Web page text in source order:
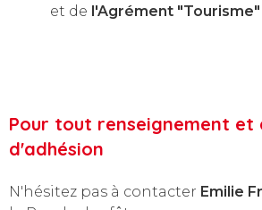
et de l'Agrément "Tourisme"
Pour tout renseignement et
d'adhésion
N'hésitez pas à contacter Emilie